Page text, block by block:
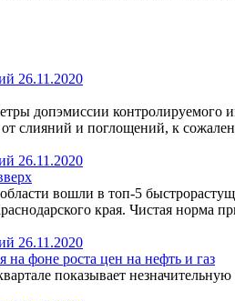
допэмиссии
слияний и поглощений, к
вошли в топ-5
края. Чистая норма
фоне роста цен на нефть и газ
показывает